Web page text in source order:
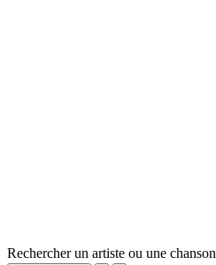
Rechercher un artiste ou une chanson